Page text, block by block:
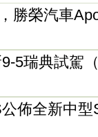
勝榮汽車
5瑞典試駕
佈全新中